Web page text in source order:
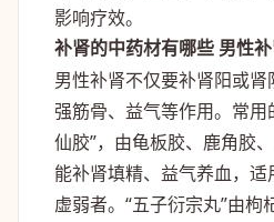
影响疗效。
补肾的中药材有哪些 男性
男性补肾不仅要补肾阳或肾
强筋骨、益气等作用。常用
仙胶”，由龟板胶、鹿角胶
能补肾填精、益气养血，
虚弱者。“五子衍宗丸”由枸